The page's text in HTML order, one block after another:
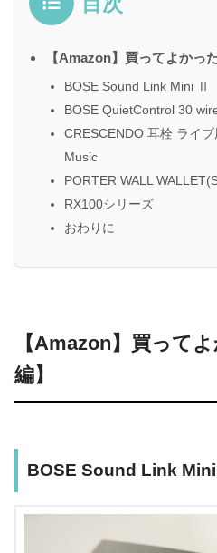
【Amazon】買ってよかっ
BOSE Sound Link Mini Ⅱ
BOSE QuietControl 30
CRESCENDO 耳栓 ライ
Music
PORTER WALL
RX100シリーズ
おわりに
【Amazon】買って
編】
BOSE Sound Link Mini